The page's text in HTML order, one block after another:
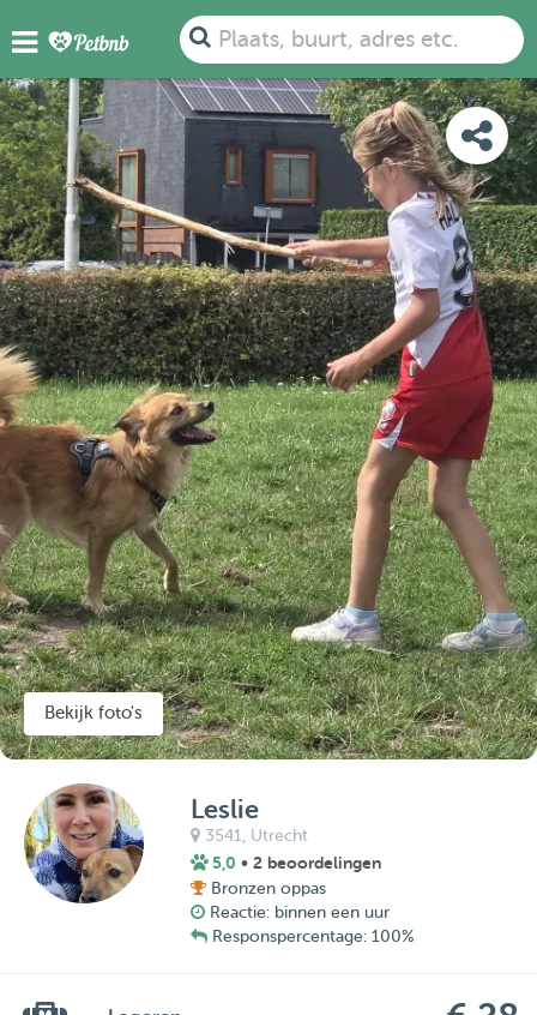
Plaats, buurt, adres etc.
FOTO'S BEOORDELINGEN KAART
Bekijk foto's
Leslie
3541, Utrecht
5,0 • 2 beoordelingen
Bronzen oppas
Reactie: binnen een uur
Responspercentage: 100%